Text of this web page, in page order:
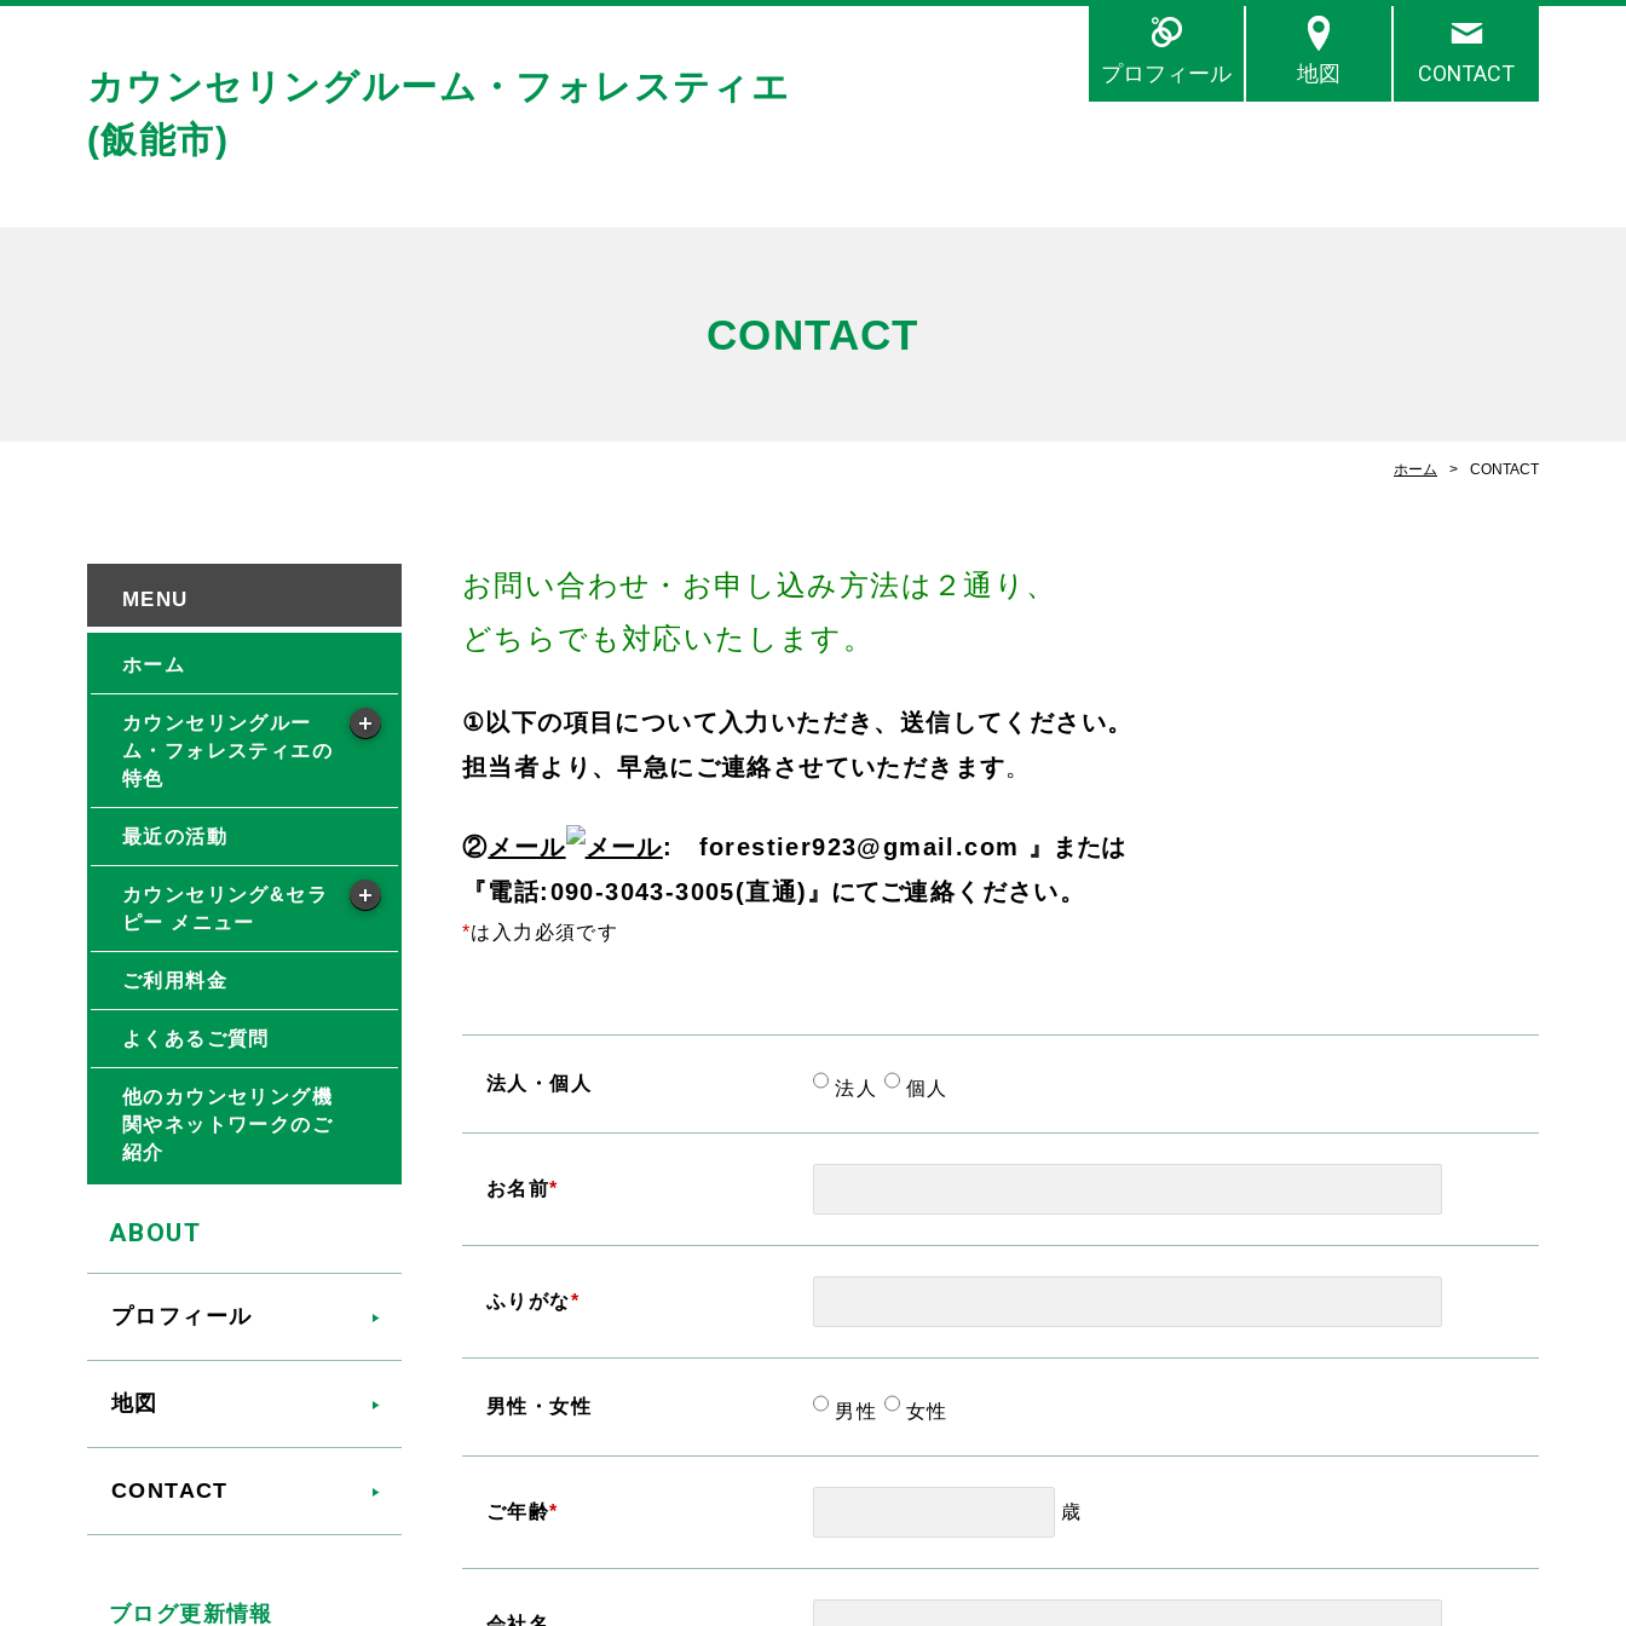
カウンセリングルーム・フォレスティエ
(飯能市)
プロフィール 地図 CONTACT
CONTACT
ホーム CONTACT
お問い合わせ・お申し込み方法は２通り、
どちらでも対応いたします。
①以下の項目について入力いただき、送信してください。
担当者より、早急にご連絡させていただきます。
②メール : forestier923@gmail.com 』または
『電話:090-3043-3005(直通)』にてご連絡ください。
*は入力必須です
法人・個人 法人 個人
お名前*
ふりがな*
男性・女性 男性 女性
ご年齢* 歳
ホーム
カウンセリングルー
ム・フォレスティエの
特色
最近の活動
カウンセリング&セラ
ピー メニュー
ご利用料金
よくあるご質問
他のカウンセリング機
関やネットワークのご
紹介
ABOUT
プロフィール
地図
CONTACT
ブログ更新情報